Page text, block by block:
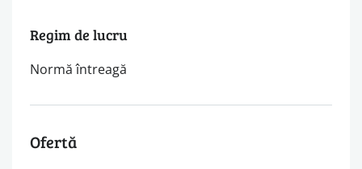
Regim de lucru
Normă întreagă
Ofertă